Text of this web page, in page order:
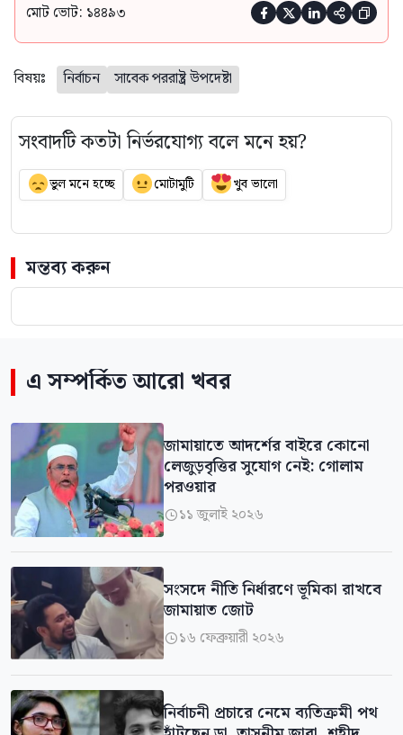
মোট ভোট: ১৪৪৯৩     
বিষয়ঃ নির্বাচন সাবেক পররাষ্ট্র উপদেষ্টা
সংবাদটি কতটা নির্ভরযোগ্য বলে মনে হয়?
ভুল মনে হচ্ছে মোটামুটি খুব ভালো
মন্তব্য করুন
এ সম্পর্কিত আরো খবর
জামায়াতে আদর্শের বাইরে কোনো
লেজুড়বৃত্তির সুযোগ নেই: গোলাম
পরওয়ার
১১ জুলাই ২০২৬
সংসদে নীতি নির্ধারণে ভূমিকা রাখবে
জামায়াত জোট
১৬ ফেব্রুয়ারী ২০২৬
নির্বাচনী প্রচারে নেমে ব্যতিক্রমী পথ